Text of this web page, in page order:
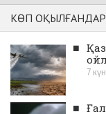
КӨП ОҚЫЛҒАНДАР
■
7
■